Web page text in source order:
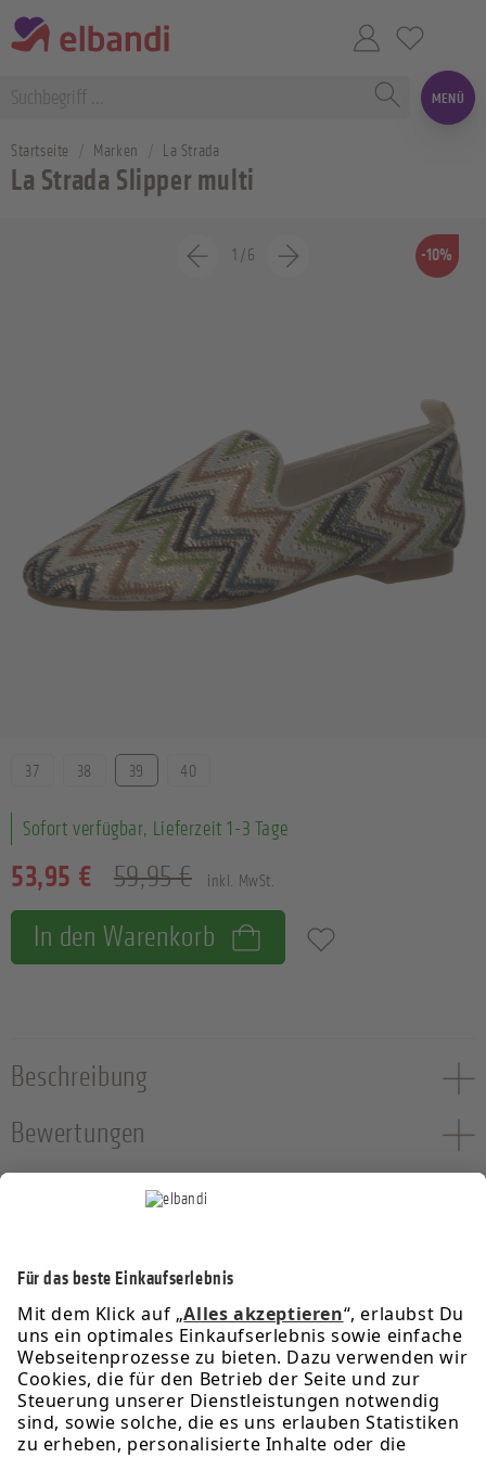
MENÜ
Startseite Marken La Strada
La Strada Slipper multi
-10%
1 /6
53,95 € 59,95 € inkl. MwSt.
Sofort verfügbar, Lieferzeit 1-3 Tage
Größe
37 38 39 40
In den Warenkorb Zum Merkzettel hinzufügen
Beschreibung
Bewertungen
Service-Hotline
Informationen
Rechtliches
Über uns